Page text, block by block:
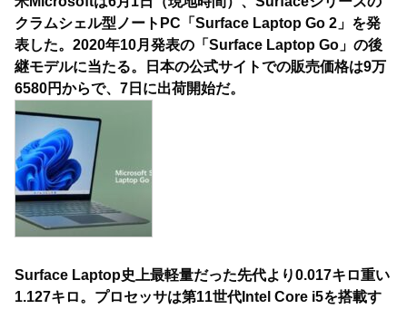
クラムシェル型ノートPC「Surface Laptop Go 2」を発
表した。2020年10月発表の「Surface Laptop Go」の後
継モデルに当たる。日本の公式サイトでの販売価格は9万
6580円からで、7日に出荷開始だ。
Surface Laptop史上最軽量だった先代より0.017キロ重い
1.127キロ。プロセッサは第11世代Intel Core i5を搭載す